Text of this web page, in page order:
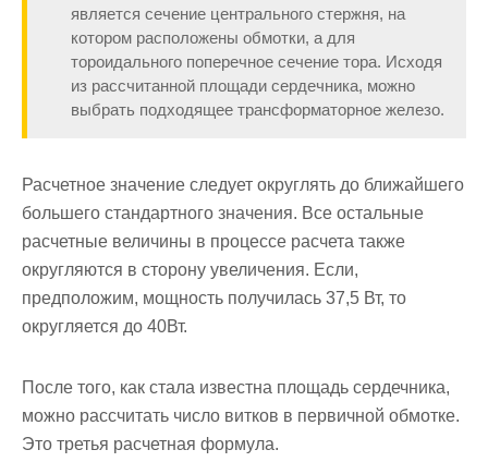
является сечение центрального стержня, на
котором расположены обмотки, а для
тороидального поперечное сечение тора. Исходя
из рассчитанной площади сердечника, можно
выбрать подходящее трансформаторное железо.
Расчетное значение следует округлять до ближайшего
большего стандартного значения. Все остальные
расчетные величины в процессе расчета также
округляются в сторону увеличения. Если,
предположим, мощность получилась 37,5 Вт, то
округляется до 40Вт.
После того, как стала известна площадь сердечника,
можно рассчитать число витков в первичной обмотке.
Это третья расчетная формула.